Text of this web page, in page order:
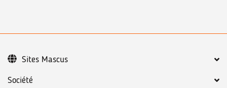
Société
Sites Mascus